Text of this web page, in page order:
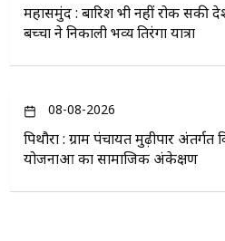
महासमुंद : बारिश भी नहीं रोक सकी
बच्चों ने निकाली भव्य तिरंगा यात्रा
08-08-2026
पिथौरा : ग्राम पंचायत मुढ़ीपार अंतर्गत
योजनाओं का सामाजिक अंकेक्षण